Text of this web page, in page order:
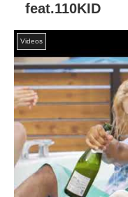
feat.110KID
Videos